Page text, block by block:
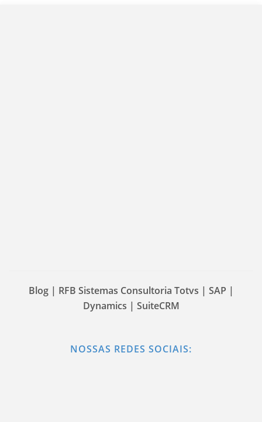
Blog | RFB Sistemas Consultoria Totvs | SAP |
Dynamics | SuiteCRM
NOSSAS REDES SOCIAIS: